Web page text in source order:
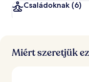
Családoknak (6)
Miért szeretjük